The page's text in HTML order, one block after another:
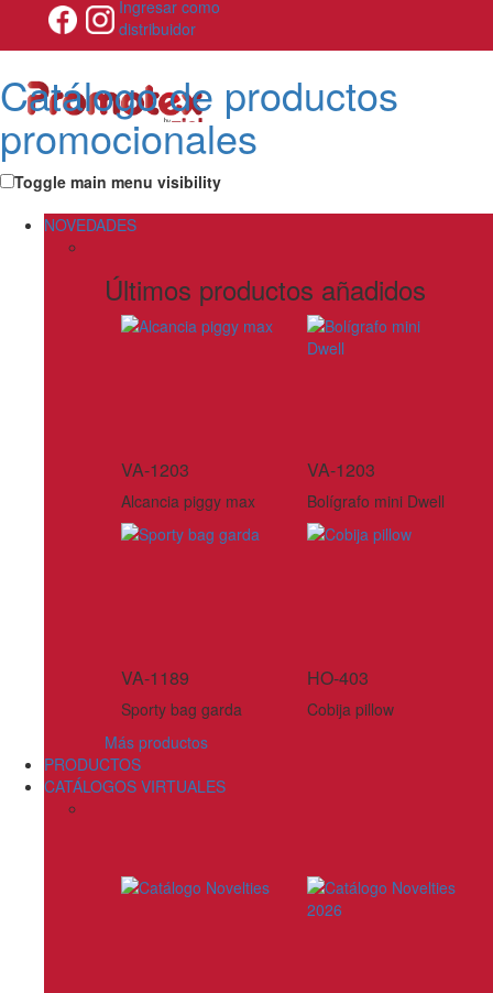
Ingresar como
distribuidor
Catálogo de productos
promocionales
Toggle main menu visibility
NOVEDADES
Últimos productos añadidos
VA-1203
Alcancia piggy max
VA-1203
Bolígrafo mini Dwell
VA-1189
Sporty bag garda
HO-403
Cobija pillow
Más productos
PRODUCTOS
CATÁLOGOS VIRTUALES